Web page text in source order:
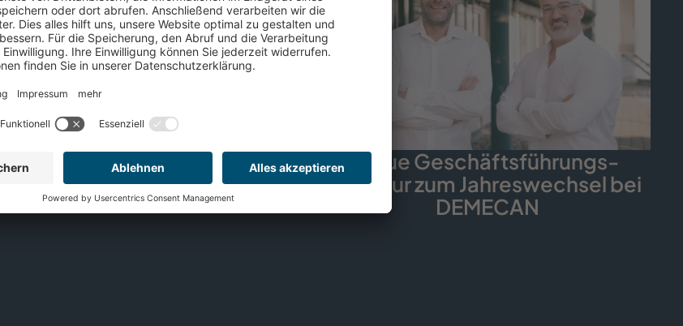
DEMECAN als „Scale-up des
Jahres“ beim Sächsischen
Gründerpreis 2026
ausgezeichnet
Neue Geschäfts­führungs­
struktur zum Jahreswechsel bei
DEMECAN